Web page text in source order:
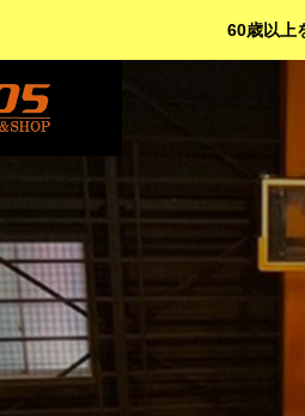
60歳以上